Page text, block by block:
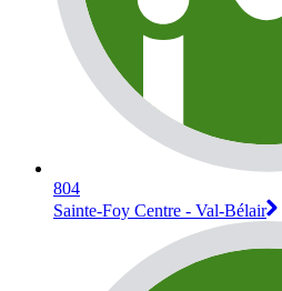
804
Sainte-Foy Centre - Val-Bélair